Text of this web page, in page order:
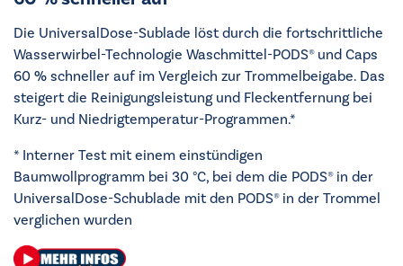
Die UniversalDose-Sublade löst durch die fortschrittliche
Wasserwirbel-Technologie Waschmittel-PODS® und Caps
60 % schneller auf im Vergleich zur Trommelbeigabe. Das
steigert die Reinigungsleistung und Fleckentfernung bei
Kurz- und Niedrigtemperatur-Programmen.*
* Interner Test mit einem einstündigen
Baumwollprogramm bei 30 °C, bei dem die PODS® in der
UniversalDose-Schublade mit den PODS® in der Trommel
verglichen wurden